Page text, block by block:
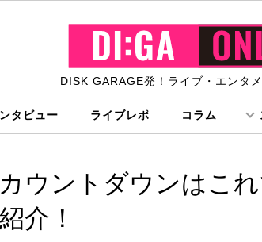
DISK GARAGE発！ライブ・エンタ
タビュー ライブレポ コラム
ウントダウンはこ
介！